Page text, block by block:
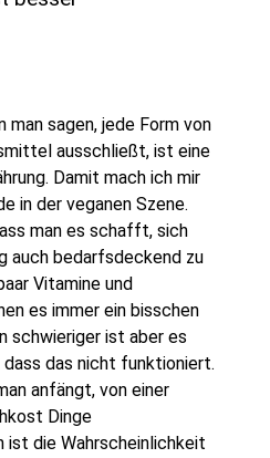
man sagen, jede Form von
ausschließt, ist eine
Damit mach ich mir
in der veganen Szene.
man es schafft, sich
auch bedarfsdeckend zu
Vitamine und
es immer ein bisschen
schwieriger ist aber es
das nicht funktioniert.
anfängt, von einer
Dinge
ist die Wahrscheinlichkeit